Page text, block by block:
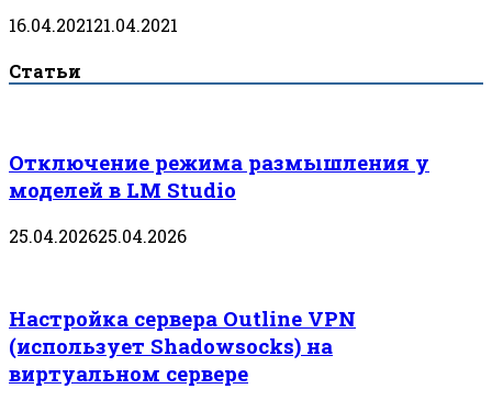
16.04.202121.04.2021
Статьи
Отключение режима размышления у
моделей в LM Studio
25.04.202625.04.2026
Настройка сервера Outline VPN
(использует Shadowsocks) на
виртуальном сервере